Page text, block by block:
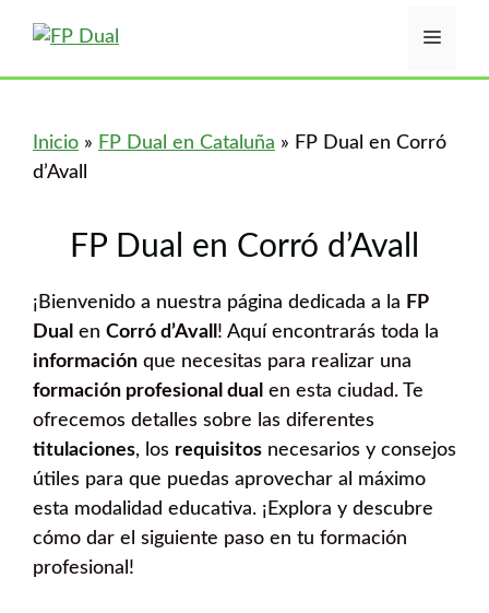
contenido
Menú
Inicio » FP Dual en Cataluña » FP Dual en Corró
d’Avall
FP Dual en Corró d’Avall
¡Bienvenido a nuestra página dedicada a la FP
Dual en Corró d’Avall ! Aquí encontrarás toda la
información que necesitas para realizar una
formación profesional dual en esta ciudad. Te
ofrecemos detalles sobre las diferentes
titulaciones, los requisitos necesarios y consejos
útiles para que puedas aprovechar al máximo
esta modalidad educativa. ¡Explora y descubre
cómo dar el siguiente paso en tu formación
profesional!